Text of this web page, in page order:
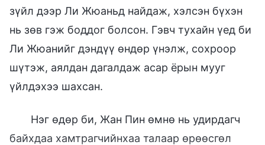
зүйл дээр Ли Жюаньд найдаж, хэлсэн бүхэн
нь зөв гэж боддог болсон. Гэвч тухайн үед би
Ли Жюанийг дэндүү өндөр үнэлж, сохроор
шүтэж, аялдан дагалдаж асар ёрын мууг
үйлдэхээ шахсан.
Нэг өдөр би, Жан Пин өмнө нь удирдагч
байхдаа хамтрагчийнхаа талаар өрөөсгөл